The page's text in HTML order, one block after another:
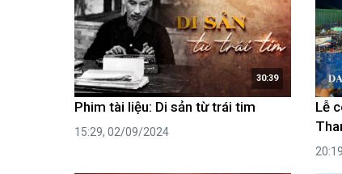
30:39
Phim tài liệu: Di sản từ trái tim
15:29, 02/09/2024
Lễ